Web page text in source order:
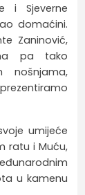
i Sjeverne
domaćini.
Zaninović,
pa tako
nošnjama,
umijeće
ratu i Muću,
u kamenu